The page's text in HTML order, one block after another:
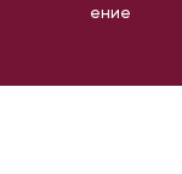
ение